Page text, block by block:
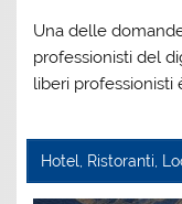
Una delle
professionisti del
liberi professionisti
Hotel, Ristoranti,